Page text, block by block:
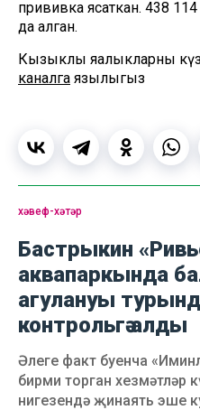
прививка ясаткан. 438
да алган.
Кызыклы яңалыкларны
каналга язылыгыз
хәвеф-хәтәр
Бастрыкин
аквапаркында
агулануы
контрольгә алды
Әлеге факт буенча
бирми торган хезмәтләр
нигезендә җинаять эше